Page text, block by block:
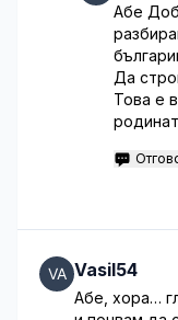
Абе
Да
Това е
Vasil54
Абе, хора…